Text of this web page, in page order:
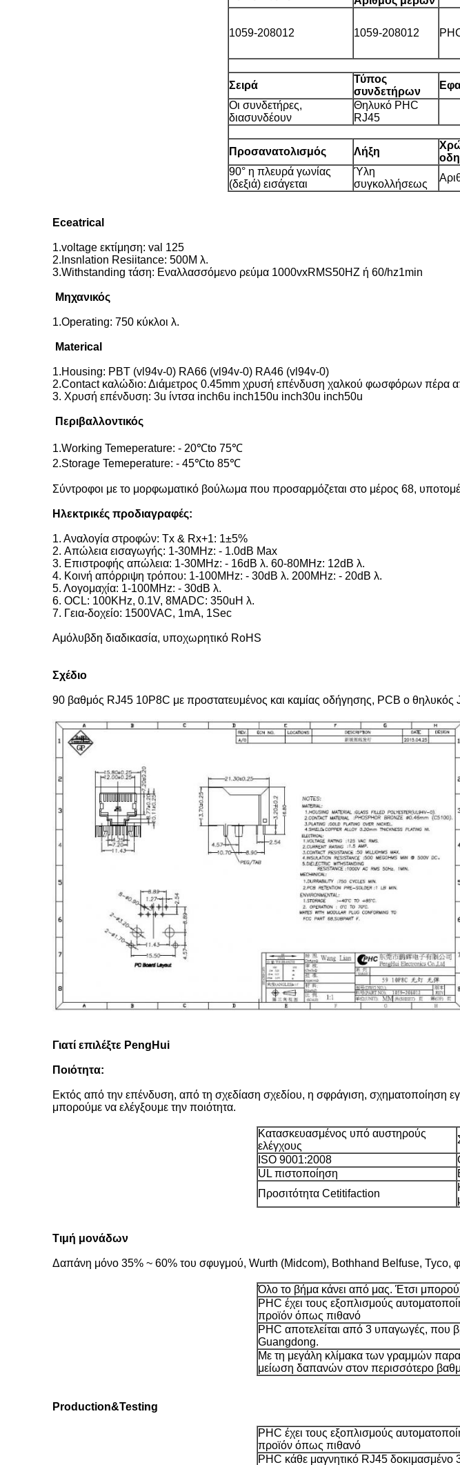
1059-208012 1059-208012
Σειρά
Τύπος
συνδετήρων
Οι συνδετήρες,
διασυνδέουν
Θηλυκό PHC
RJ45
Προσανατολισμός Λήξη
90° η πλευρά γωνίας
(δεξιά) εισάγεται
Ύλη
συγκολλήσεως
Eceatrical
1.voltage εκτίμηση: val 125
2.Insnlation Resiitance: 500M λ.
3.Withstanding τάση: Εναλλασσόμενο ρεύμα 1000vxRMS50HZ ή 60/hz1min
Μηχανικός
1.Operating: 750 κύκλοι λ.
Materical
1.Housing: PBT (vl94v-0) RA66 (vl94v-0) RA46 (vl94v-0)
2.Contact καλώδιο: Διάμετρος 0.45mm χρυσή επένδυση χαλκού φωσφόρων πέρα
3. Χρυσή επένδυση: 3u ίντσα inch6u inch150u inch30u inch50u
Περιβαλλοντικός
1.Working Temeperature: - 20℃to 75℃
2.Storage Temeperature: - 45℃to 85℃
Σύντροφοι με το μορφωματικό βούλωμα που προσαρμόζεται στο μέρος 68,
Ηλεκτρικές προδιαγραφές:
1. Αναλογία στροφών: Tx & Rx+1: 1±5%
2. Απώλεια εισαγωγής: 1-30MHz: - 1.0dB Max
3. Επιστροφής απώλεια: 1-30MHz: - 16dB λ. 60-80MHz: 12dB λ.
4. Κοινή απόρριψη τρόπου: 1-100MHz: - 30dB λ. 200MHz: - 20dB λ.
5. Λογομαχία: 1-100MHz: - 30dB λ.
6. OCL: 100KHz, 0.1V, 8MADC: 350uH λ.
7. Γεια-δοχείο: 1500VAC, 1mA, 1Sec
Αμόλυβδη διαδικασία, υποχωρητικό RoHS
Σχέδιο
90 βαθμός RJ45 10P8C με προστατευμένος και καμίας οδήγησης, PCB ο
Γιατί επιλέξτε PengHui
Ποιότητα:
Εκτός από την επένδυση, από τη σχεδίαση σχεδίου, η σφράγιση, σχηματοποίηση
μπορούμε να ελέγξουμε την ποιότητα.
Κατασκευασμένος υπό αυστηρούς
ελέγχους
ISO 9001:2008
UL πιστοποίηση
Προσιτότητα Cetitifaction
Τιμή μονάδων
Δαπάνη μόνο 35% ~ 60% του σφυγμού, Wurth (Midcom), Bothhand Belfuse, Tyco,
Όλο το βήμα κάνει από μας. Έτσι
PHC έχει τους εξοπλισμούς
προϊόν όπως πιθανό
PHC αποτελείται από 3 υπαγωγές, που
Guangdong.
Με τη μεγάλη κλίμακα των γραμμών
μείωση δαπανών στον περισσότερο
Production&Testing
PHC έχει τους εξοπλισμούς
προϊόν όπως πιθανό
PHC κάθε μαγνητικό RJ45